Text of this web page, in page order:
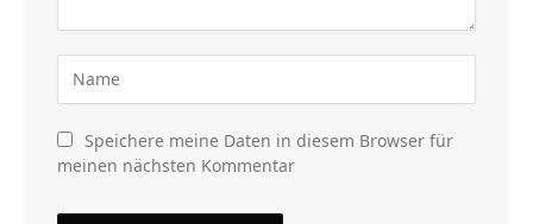
Speichere meine Daten in diesem Browser für
meinen nächsten Kommentar